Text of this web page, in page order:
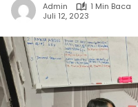
Admin
1 Min Baca
Juli 12, 2023